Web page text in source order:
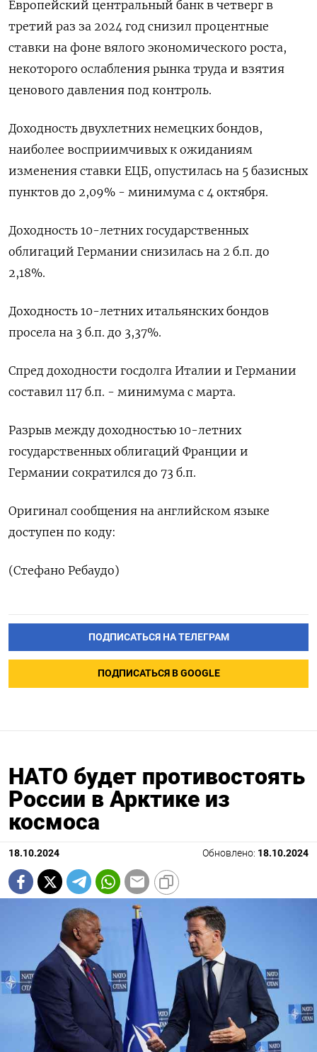
Европейский центральный банк в четверг в
третий раз за 2024 год снизил процентные
ставки на фоне вялого экономического роста,
некоторого ослабления рынка труда и взятия
ценового давления под контроль.
Доходность двухлетних немецких бондов,
наиболее восприимчивых к ожиданиям
изменения ставки ЕЦБ, опустилась на 5 базисных
пунктов до 2,09% - минимума с 4 октября.
Доходность 10-летних государственных
облигаций Германии снизилась на 2 б.п. до
2,18%.
Доходность 10-летних итальянских бондов
просела на 3 б.п. до 3,37%.
Спред доходности госдолга Италии и Германии
составил 117 б.п. - минимума с марта.
Разрыв между доходностью 10-летних
государственных облигаций Франции и
Германии сократился до 73 б.п.
Оригинал сообщения на английском языке
доступен по коду:
(Стефано Ребаудо)
ПОДПИСАТЬСЯ НА ТЕЛЕГРАМ
ПОДПИСАТЬСЯ В GOOGLE
НАТО будет противостоять
России в Арктике из
космоса
18.10.2024 Обновлено: 18.10.2024